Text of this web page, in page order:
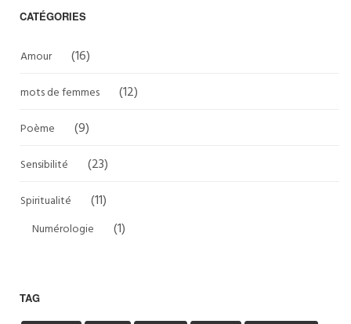
CATÉGORIES
Amour (16)
mots de femmes (12)
Poème (9)
Sensibilité (23)
Spiritualité (11)
Numérologie (1)
TAG